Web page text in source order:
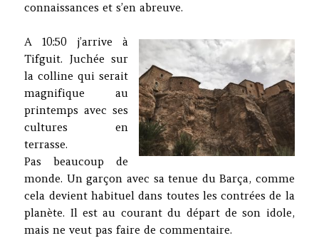
connaissances et s’en abreuve.
A 10:50 j’arrive à
Tifguit. Juchée sur
la colline qui serait
magnifique au
printemps avec ses
cultures en
terrasse.
Pas beaucoup de
monde. Un garçon avec sa tenue du Barça, comme
cela devient habituel dans toutes les contrées de la
planète. Il est au courant du départ de son idole,
mais ne veut pas faire de commentaire.